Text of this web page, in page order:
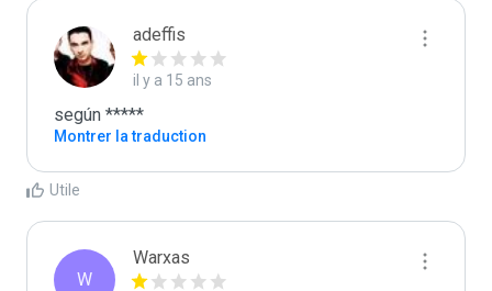
adeffis
il y a 15 ans
según *****
Montrer la traduction
Utile
W
Warxas